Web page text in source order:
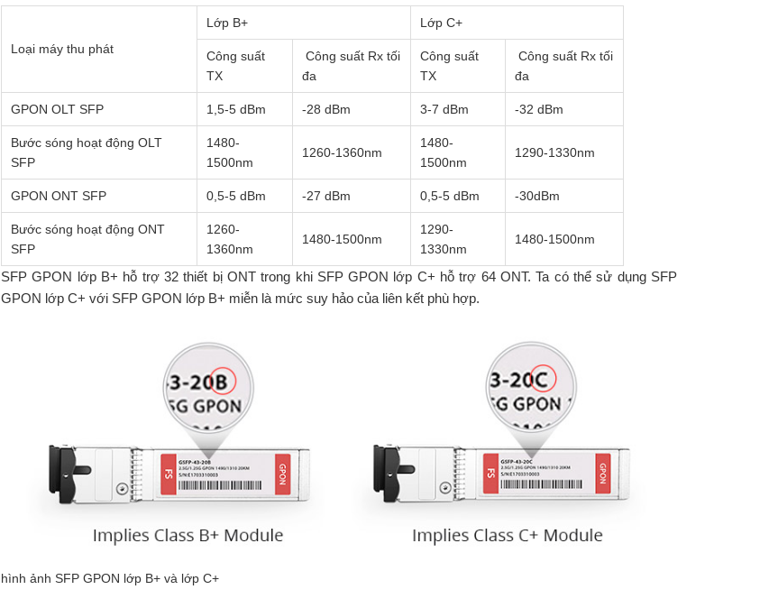
Loại máy thu phát
Lớp B+ Lớp C+
Công suất
TX
Công suất Rx tối
đa
Công suất
TX
Công suất Rx tối
đa
GPON OLT SFP 1,5-5 dBm -28 dBm 3-7 dBm -32 dBm
Bước sóng hoạt động OLT
SFP
1480-
1500nm
1260-1360nm
1480-
1500nm
1290-1330nm
GPON ONT SFP 0,5-5 dBm -27 dBm 0,5-5 dBm -30dBm
Bước sóng hoạt động ONT
SFP
1260-
1360nm
1480-1500nm
1290-
1330nm
1480-1500nm
SFP GPON lớp B+ hỗ trợ 32 thiết bị ONT trong khi SFP GPON lớp C+ hỗ trợ 64 ONT. Ta có thể sử dụng SFP
GPON lớp C+ với SFP GPON lớp B+ miễn là mức suy hảo của liên kết phù hợp.
hình ảnh SFP GPON lớp B+ và lớp C+